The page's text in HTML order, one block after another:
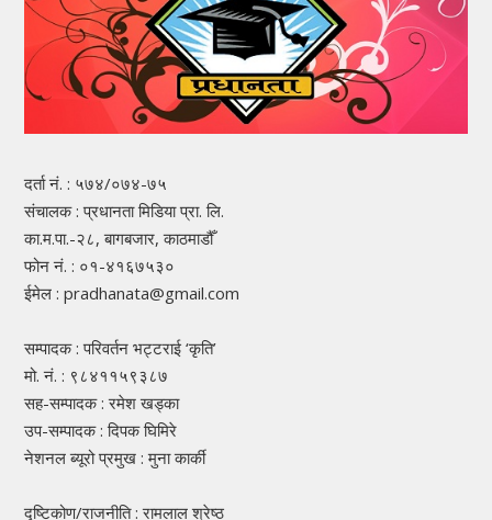
दर्ता नं. : ५७४/०७४-७५
संचालक : प्रधानता मिडिया प्रा. लि.
का.म.पा.-२८, बागबजार, काठमाडौँ
फोन नं. : ०१-४१६७५३०
ईमेल : pradhanata@gmail.com
सम्पादक : परिवर्तन भट्टराई ‘कृति’
मो. नं. : ९८४११५९३८७
सह-सम्पादक : रमेश खड्का
उप-सम्पादक : दिपक घिमिरे
नेशनल ब्यूरो प्रमुख : मुना कार्की
दृष्टिकोण/राजनीति : रामलाल श्रेष्ठ